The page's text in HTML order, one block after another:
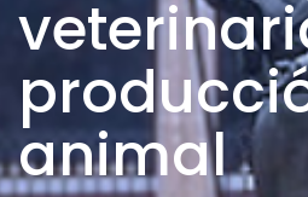
animal